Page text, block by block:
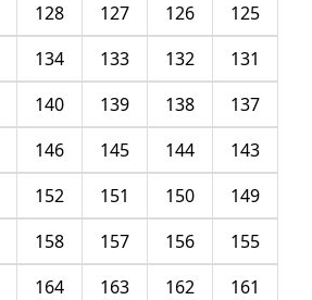
125
126
127
128
131
132
133
134
137
138
139
140
143
144
145
146
149
150
151
152
155
156
157
158
161
162
163
164